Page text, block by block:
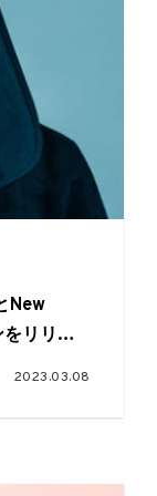
New
リリー
2023.03.08